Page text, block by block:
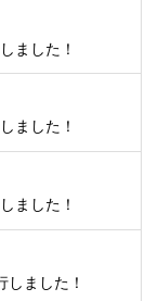
ました！
ました！
ました！
ました！